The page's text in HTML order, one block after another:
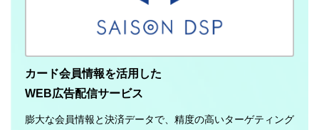
カード会員情報を活用した
WEB広告配信サービス
膨大な会員情報と決済データで、精度の高いターゲティング